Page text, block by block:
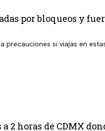
por bloqueos y
si viajas en
2 horas de CDMX